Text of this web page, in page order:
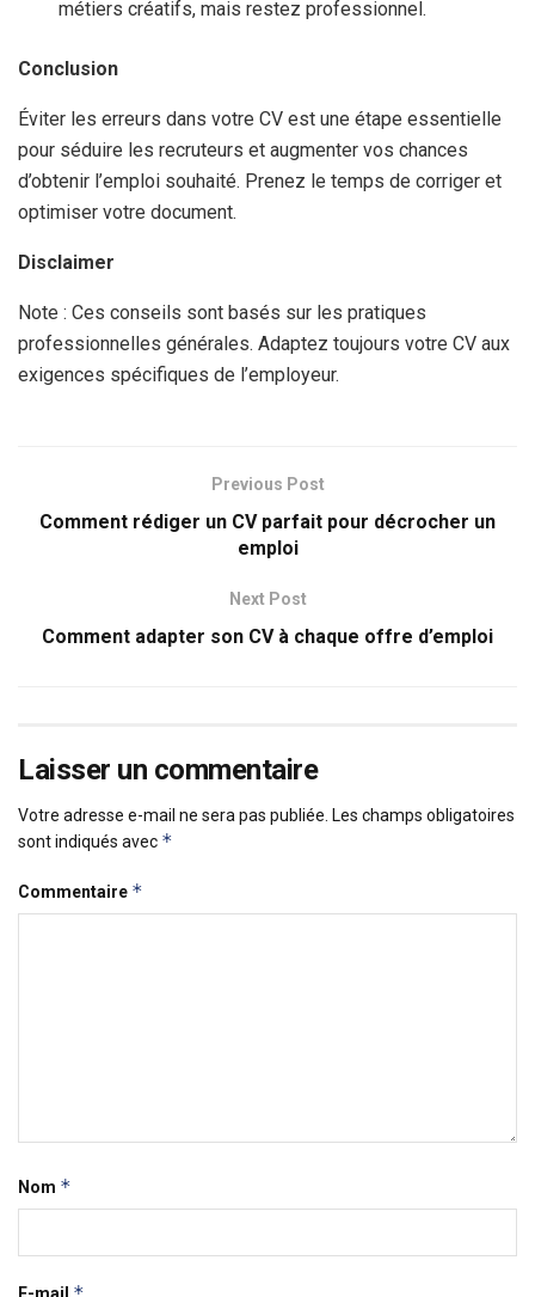
métiers créatifs, mais restez professionnel.
Conclusion
Éviter les erreurs dans votre CV est une étape essentielle
pour séduire les recruteurs et augmenter vos chances
d’obtenir l’emploi souhaité. Prenez le temps de corriger et
optimiser votre document.
Disclaimer
Note : Ces conseils sont basés sur les pratiques
professionnelles générales. Adaptez toujours votre CV aux
exigences spécifiques de l’employeur.
Previous Post
Comment rédiger un CV parfait pour décrocher un
emploi
Next Post
Comment adapter son CV à chaque offre d’emploi
Laisser un commentaire
Votre adresse e-mail ne sera pas publiée. Les champs obligatoires
sont indiqués avec *
Commentaire *
Nom *